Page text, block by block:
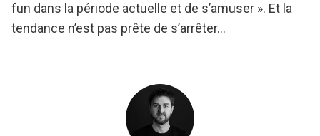
fun dans la période actuelle et de s’amuser ». Et la
tendance n’est pas prête de s’arrêter…